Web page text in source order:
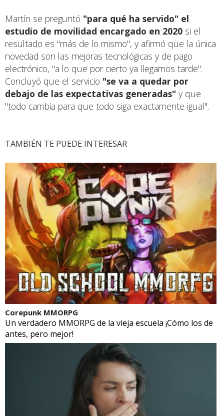
Martín se preguntó "para qué ha servido" el
estudio de movilidad encargado en 2020 si el
resultado es "más de lo mismo", y afirmó que la única
novedad son las mejoras tecnológicas y de pago
electrónico, "a lo que por cierto ya llegamos tarde".
Concluyó que el servicio "se va a quedar por
debajo de las expectativas generadas" y que
"todo cambia para que todo siga exactamente igual".
TAMBIÉN TE PUEDE INTERESAR
Corepunk MMORPG
Un verdadero MMORPG de la vieja escuela ¡Cómo los de
antes, pero mejor!